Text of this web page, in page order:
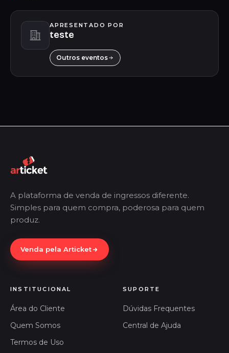
APRESENTADO POR
teste
Outros eventos
A plataforma de venda de ingressos diferente.
Simples para quem compra, poderosa para quem
produz.
Venda pela Articket
INSTITUCIONAL
Área do Cliente
Quem Somos
Termos de Uso
SUPORTE
Dúvidas Frequentes
Central de Ajuda